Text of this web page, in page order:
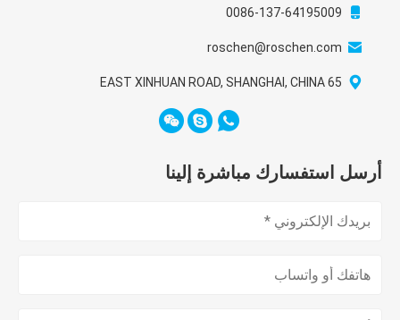
0086-137-64195009
roschen@roschen.com
65 EAST XINHUAN ROAD, SHANGHAI, CHINA
أرسل استفسارك مباشرة إلينا